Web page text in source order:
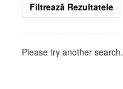
Filtrează Rezultatele
Please try another search.